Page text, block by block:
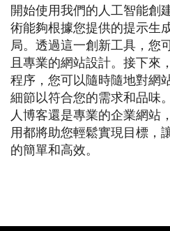
開始使用我們的人工智能創
術能夠根據您提供的提示生
局。透過這一創新工具，您
且專業的網站設計。接下來
程序，您可以隨時隨地對網
細節以符合您的需求和品味
人博客還是專業的企業網站
用都將助您輕鬆實現目標，
的簡單和高效。